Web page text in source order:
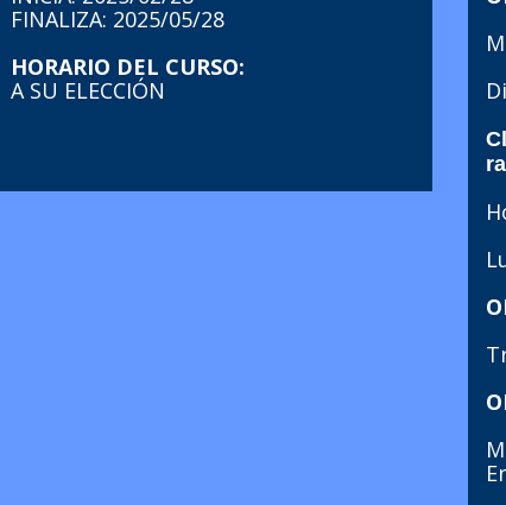
FINALIZA: 2025/05/28
HORARIO DEL CURSO:
A SU ELECCIÓN